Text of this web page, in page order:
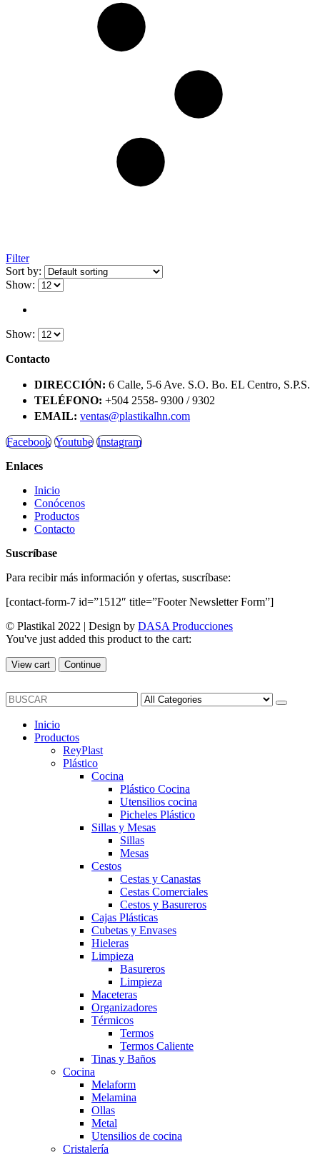
Filter
Sort by:
Show:
Show:
Contacto
DIRECCIÓN: 6 Calle, 5-6 Ave. S.O. Bo. EL Centro, S.P.S.
TELÉFONO: +504 2558- 9300 / 9302
EMAIL: ventas@plastikalhn.com
Facebook Youtube Instagram
Enlaces
Inicio
Conócenos
Productos
Contacto
Suscríbase
Para recibir más información y ofertas, suscríbase:
[contact-form-7 id=”1512″ title=”Footer Newsletter Form”]
© Plastikal 2022 | Design by DASA Producciones
You've just added this product to the cart:
View cart Continue
Inicio
Productos
ReyPlast
Plástico
Cocina
Plástico Cocina
Utensilios cocina
Picheles Plástico
Sillas y Mesas
Sillas
Mesas
Cestos
Cestas y Canastas
Cestas Comerciales
Cestos y Basureros
Cajas Plásticas
Cubetas y Envases
Hieleras
Limpieza
Basureros
Limpieza
Maceteras
Organizadores
Térmicos
Termos
Termos Caliente
Tinas y Baños
Cocina
Melaform
Melamina
Ollas
Metal
Utensilios de cocina
Cristalería